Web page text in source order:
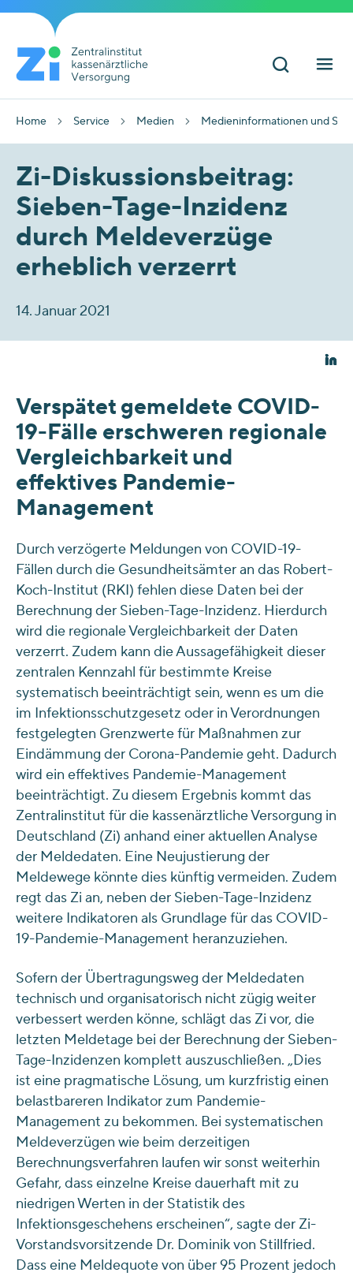
Home Service Medien Medieninformationen und
Zi-Diskussionsbeitrag:
Sieben-Tage-Inzidenz
durch Meldeverzüge
erheblich verzerrt
14. Januar 2021
Verspätet gemeldete COVID-
19-Fälle erschweren regionale
Vergleichbarkeit und
effektives Pandemie-
Management
Durch verzögerte Meldungen von COVID-19-
Fällen durch die Gesundheitsämter an das Robert-
Koch-Institut (RKI) fehlen diese Daten bei der
Berechnung der Sieben-Tage-Inzidenz. Hierdurch
wird die regionale Vergleichbarkeit der Daten
verzerrt. Zudem kann die Aussagefähigkeit dieser
zentralen Kennzahl für bestimmte Kreise
systematisch beeinträchtigt sein, wenn es um die
im Infektionsschutzgesetz oder in Verordnungen
festgelegten Grenzwerte für Maßnahmen zur
Eindämmung der Corona-Pandemie geht. Dadurch
wird ein effektives Pandemie-Management
beeinträchtigt. Zu diesem Ergebnis kommt das
Zentralinstitut für die kassenärztliche Versorgung in
Deutschland (Zi) anhand einer aktuellen Analyse
der Meldedaten. Eine Neujustierung der
Meldewege könnte dies künftig vermeiden. Zudem
regt das Zi an, neben der Sieben-Tage-Inzidenz
weitere Indikatoren als Grundlage für das COVID-
19-Pandemie-Management heranzuziehen.
Sofern der Übertragungsweg der Meldedaten
technisch und organisatorisch nicht zügig weiter
verbessert werden könne, schlägt das Zi vor, die
letzten Meldetage bei der Berechnung der Sieben-
Tage-Inzidenzen komplett auszuschließen. „Dies
ist eine pragmatische Lösung, um kurzfristig einen
belastbareren Indikator zum Pandemie-
Management zu bekommen. Bei systematischen
Meldeverzügen wie beim derzeitigen
Berechnungsverfahren laufen wir sonst weiterhin
Gefahr, dass einzelne Kreise dauerhaft mit zu
niedrigen Werten in der Statistik des
Infektionsgeschehens erscheinen“, sagte der Zi-
Vorstandsvorsitzende Dr. Dominik von Stillfried.
Dass eine Meldequote von über 95 Prozent jedoch